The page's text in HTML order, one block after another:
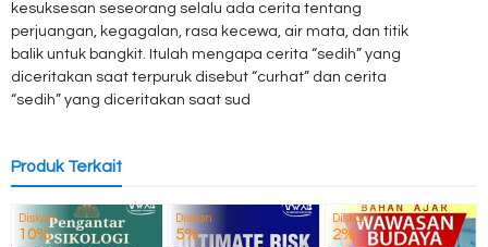
kesuksesan seseorang selalu ada cerita tentang
perjuangan, kegagalan, rasa kecewa, air mata, dan titik
balik untuk bangkit. Itulah mengapa cerita “sedih” yang
diceritakan saat terpuruk disebut “curhat” dan cerita
“sedih” yang diceritakan saat sud
Produk Terkait
Diskon
10%
Diskon
5%
Diskon
2%